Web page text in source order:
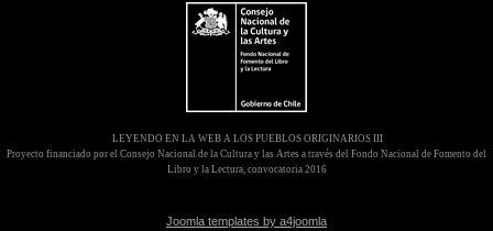
LEYENDO EN LA WEB A LOS PUEBLOS ORIGINARIOS III
Proyecto financiado por el Consejo Nacional de la Cultura y las Artes a través del Fondo Nacional de Fomento del
Libro y la Lectura, convocatoria 2016
Joomla templates by a4joomla